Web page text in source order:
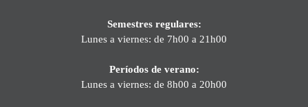
Semestres regulares:
Lunes a viernes: de 7h00 a 21h00
Períodos de verano:
Lunes a viernes: de 8h00 a 20h00